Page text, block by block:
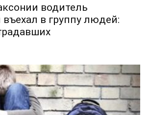
водитель
в группу людей: